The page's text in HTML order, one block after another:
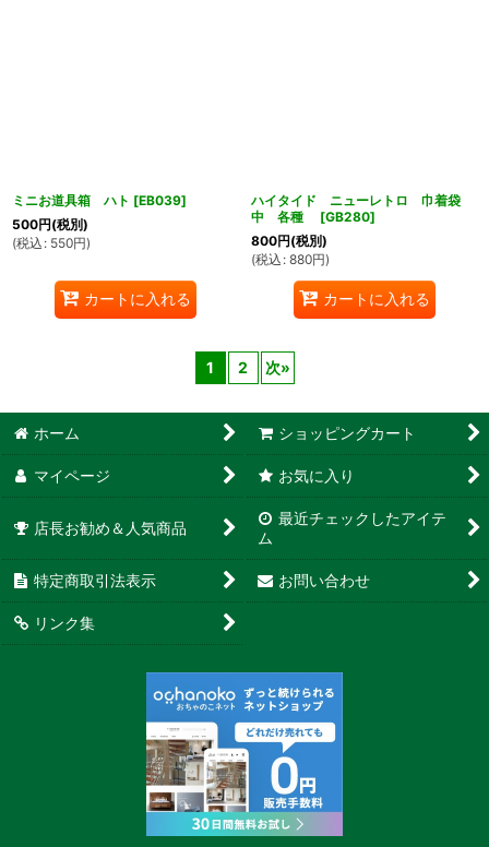
ミニお道具箱 ハト [EB039]
500円(税別)
(税込 : 550円)
カートに入れる
ハイタイド ニューレトロ 巾着袋
中 各種
[GB280]
800円(税別)
(税込 : 880円)
カートに入れる
1 2 次»
ホーム ショッピングカート
マイページ お気に入り
店長お勧め＆人気商品
最近チェックしたアイテ
ム
特定商取引法表示 お問い合わせ
リンク集